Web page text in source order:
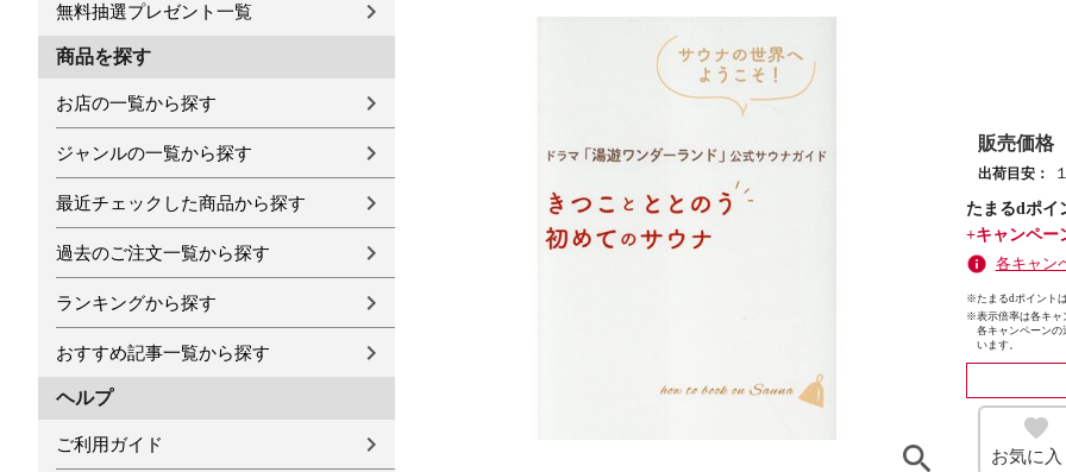
無料抽選プレゼント一覧
商品を探す
お店の一覧から探す
ジャンルの一覧から探す
最近チェックした商品から探す
過去のご注文一覧から探す
ランキングから探す
おすすめ記事一覧から探す
ヘルプ
ご利用ガイド
販売価格
出荷目安：
たまるdポイ
+キャンペー
各キャン
※たまるdポイント
※表示倍率は各キャ
各キャンペーンの
います。
お気に入